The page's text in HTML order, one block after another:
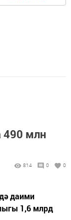
490 млн
814 0 0
даими
1,6 млрд